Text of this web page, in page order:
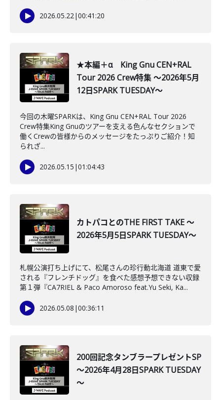
2026.05.22|00:41:20
★本編＋α King Gnu CEN+RAL
Tour 2026 Crew特集 ～2026年5月
12日SPARK TUESDAY～
今回の木曜SPARKは、King Gnu CEN+RAL Tour 2026
Crew特集King Gnuのツアーを支える色んなセクションで
働くCrewの皆様からのメッセージをたっぷりご紹介！知
られざ...
2026.05.15 |01:04:43
カトパコとのTHE FIRST TAKE ～
2026年5月5日SPARK TUESDAY～
札幌公演打ち上げにて、松尾さんの珍行動北海道 道東で愛
される『フレンチドッグ』を食べた感想予想できない収録
第１弾『CA7RIEL & Paco Amoroso feat.Yu Seki, Ka...
2026.05.08 |00:36:11
200回記念タンブラープレゼントSP
～2026年4月28日SPARK TUESDAY
～